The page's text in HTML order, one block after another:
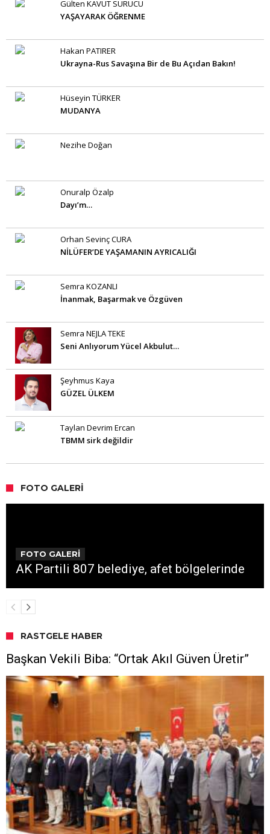
Gülten KAVUT SÜRÜCÜ
YAŞAYARAK ÖĞRENME
Hakan PATIRER
Ukrayna-Rus Savaşına Bir de Bu Açıdan Bakın!
Hüseyin TÜRKER
MUDANYA
Nezihe Doğan
Onuralp Özalp
Dayı’m…
Orhan Sevinç CURA
NİLÜFER’DE YAŞAMANIN AYRICALIĞI
Semra KOZANLI
İnanmak, Başarmak ve Özgüven
Semra NEJLA TEKE
Seni Anlıyorum Yücel Akbulut…
Şeyhmus Kaya
GÜZEL ÜLKEM
Taylan Devrim Ercan
TBMM sirk değildir
FOTO GALERI
FOTO GALERİ
AK Partili 807 belediye, afet bölgelerinde
RASTGELE HABER
Başkan Vekili Biba: “Ortak Akıl Güven Üretir”